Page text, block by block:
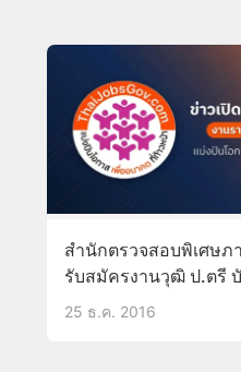
สำนักตรวจสอบพิเศษภ
รับสมัครงานวุฒิ ป.ตรี
25 ธ.ค. 2016